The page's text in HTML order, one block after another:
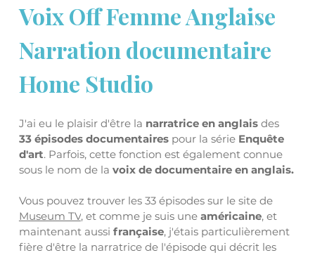
Voix Off Femme Anglaise
Narration documentaire
Home Studio
J'ai eu le plaisir d'être la narratrice en anglais des
33 épisodes documentaires pour la série Enquête
d'art. Parfois, cette fonction est également connue
sous le nom de la voix de documentaire en anglais.
Vous pouvez trouver les 33 épisodes sur le site de
Museum TV, et comme je suis une américaine, et
maintenant aussi française, j'étais particulièrement
fière d'être la narratrice de l'épisode qui décrit les